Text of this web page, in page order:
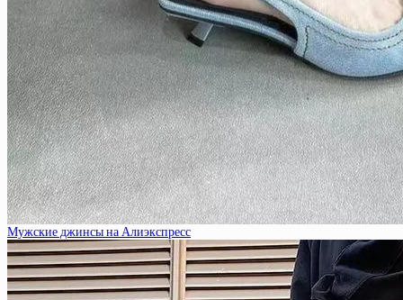
Мужские джинсы на Алиэкспресс